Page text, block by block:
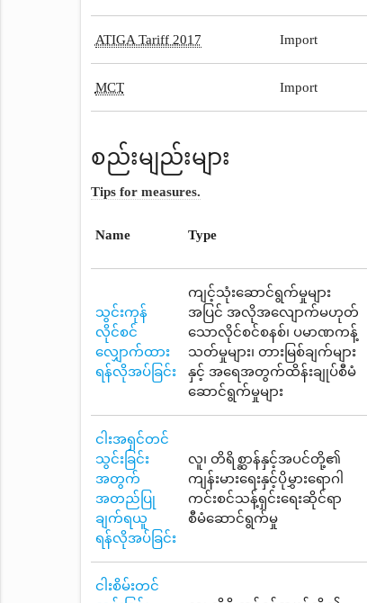
ATIGA Tariff 2017 Import
MCT Import
စည်းမျည်းများ
Tips for measures.
Name Type
သွင်းကုန်
လိုင်စင်
လျှောက်ထား
ရန်လိုအပ်ခြင်း
ကျင့်သုံးဆောင်ရွက်မှုများ
အပြင် အလိုအလျောက်မဟုတ်
သောလိုင်စင်စနစ်၊ ပမာဏကန့်
သတ်မှုများ၊ တားမြစ်ချက်များ
နှင့် အရေအတွက်ထိန်းချုပ်စီမံ
ဆောင်ရွက်မှုများ
ငါးအရှင်တင်
သွင်းခြင်း
အတွက်
အတည်ပြု
ချက်ရယူ
ရန်လိုအပ်ခြင်း
လူ၊ တိရိစ္ဆာန်နှင့်အပင်တို့၏
ကျန်းမားရေးနှင့်ပိုမွှားရောဂါ
ကင်းစင်သန့်ရှင်းရေးဆိုင်ရာ
စီမံဆောင်ရွက်မှု
ငါးစိမ်းတင်